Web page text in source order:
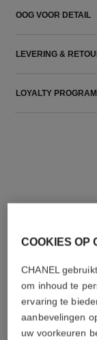
OOG VOOR DETAIL
LEVERING &
LOYALTY
COOKIES OP
CHANEL
om inhoud te
ervaring te
aanbevelingen
uw voorkeuren